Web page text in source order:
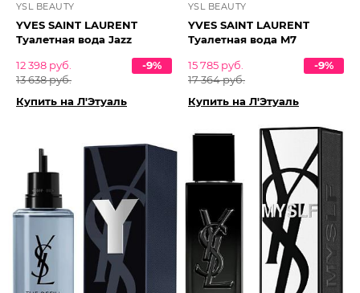
YSL BEAUTY
YVES SAINT LAURENT
Туалетная вода Jazz
12 398 руб.
13 638 руб.
-9%
Купить на Л'Этуаль
YSL BEAUTY
YVES SAINT LAURENT
Туалетная вода M7
15 785 руб.
17 364 руб.
-9%
Купить на Л'Этуаль